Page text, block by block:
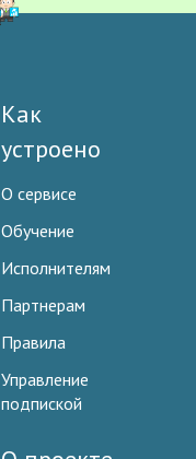
Как
устроено
О сервисе
Обучение
Исполнителям
Партнерам
Правила
Управление
подпиской